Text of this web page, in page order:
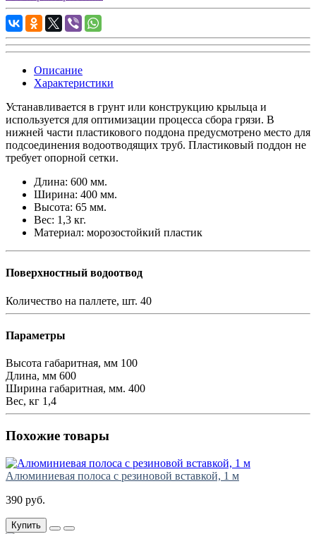
Описание
Характеристики
Устанавливается в грунт или конструкцию крыльца и
используется для оптимизации процесса сбора грязи. В
нижней части пластикового поддона предусмотрено место для
подсоединения водоотводящих труб. Пластиковый поддон не
требует опорной сетки.
Длина: 600 мм.
Ширина: 400 мм.
Высота: 65 мм.
Вес: 1,3 кг.
Материал: морозостойкий пластик
Поверхностный водоотвод
Количество на паллете, шт. 40
Параметры
Высота габаритная, мм 100
Длина, мм 600
Ширина габаритная, мм. 400
Вес, кг 1,4
Похожие товары
Алюминиевая полоса с резиновой вставкой, 1 м
390 руб.
Купить